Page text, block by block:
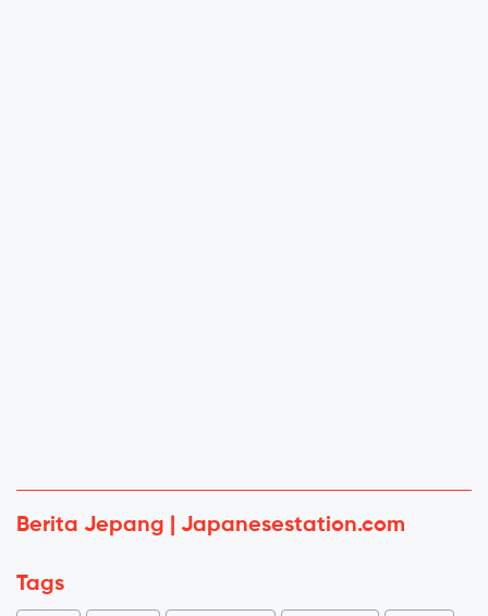
Berita Jepang | Japanesestation.com
Tags